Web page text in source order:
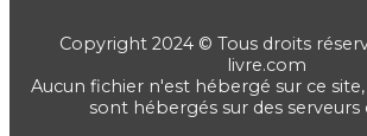
Copyright 2024 © Tous droits
livre.com
Aucun fichier n'est hébergé sur ce
sont hébergés sur des serveurs